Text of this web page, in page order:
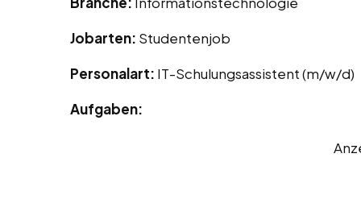
Jobarten: Studentenjob
Personalart: IT-Schulungsassistent (m/w/d)
Aufgaben: